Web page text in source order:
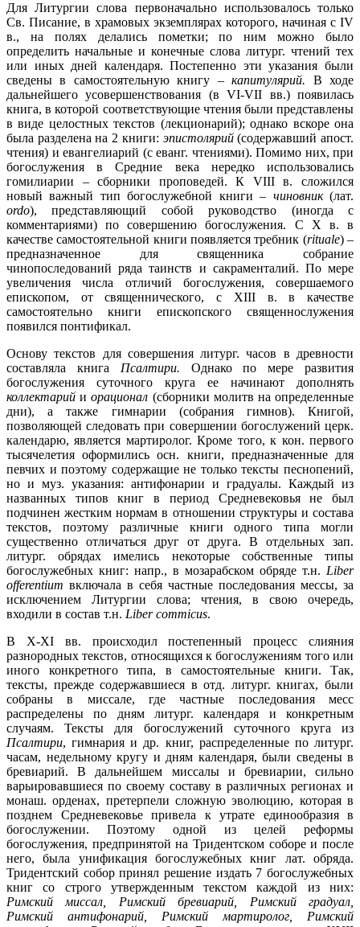
Для Литургии слова первоначально использовалось только
Св. Писание, в храмовых экземплярах которого, начиная с IV
в., на полях делались пометки; по ним можно было
определить начальные и конечные слова литург. чтений тех
или иных дней календаря. Постепенно эти указания были
сведены в самостоятельную книгу –капитулярий. В ходе
дальнейшего усовершенствования (в VI-VII вв.) появилась
книга, в которой соответствующие чтения были представлены
в виде целостных текстов (лекционарий); однако вскоре она
была разделена на 2 книги: эпистолярий(содержавший апост.
чтения) и евангелиарий (с еванг. чтениями). Помимо них, при
богослужения в Средние века нередко использовались
гомилиарии – сборники проповедей. К VIII в. сложился
новый важный тип богослужебной книги – чиновник(лат.
ordo), представляющий собой руководство (иногда с
комментариями) по совершению богослужения. С X в. в
качестве самостоятельной книги появляется требник (rituale) –
предназначенное для священника собрание
чинопоследований ряда таинств и сакраменталий. По мере
увеличения числа отличий богослужения, совершаемого
епископом, от священнического, с XIII в. в качестве
самостоятельно книги епископского священнослужения
появился понтификал.
Основу текстов для совершения литург. часов в древности
составляла книга Псалтири. Однако по мере развития
богослужения суточного круга ее начинают дополнять
коллектарийиорационал (сборники молитв на определенные
дни), а также гимнарии (собрания гимнов). Книгой,
позволяющей следовать при совершении богослужений церк.
календарю, является мартиролог. Кроме того, к кон. первого
тысячелетия оформились осн. книги, предназначенные для
певчих и поэтому содержащие не только тексты песнопений,
но и муз. указания: антифонарии и градуалы. Каждый из
названных типов книг в период Средневековья не был
подчинен жестким нормам в отношении структуры и состава
текстов, поэтому различные книги одного типа могли
существенно отличаться друг от друга. В отдельных зап.
литург. обрядах имелись некоторые собственные типы
богослужебных книг: напр., в мозарабском обряде т.н. Liber
offerentium включала в себя частные последования мессы, за
исключением Литургии слова; чтения, в свою очередь,
входили в состав т.н. Liber commicus.
В X-XI вв. происходил постепенный процесс слияния
разнородных текстов, относящихся к богослужениям того или
иного конкретного типа, в самостоятельные книги. Так,
тексты, прежде содержавшиеся в отд. литург. книгах, были
собраны в миссале, где частные последования месс
распределены по дням литург. календаря и конкретным
случаям. Тексты для богослужений суточного круга из
Псалтири, гимнария и др. книг, распределенные по литург.
часам, недельному кругу и дням календаря, были сведены в
бревиарий. В дальнейшем миссалы и бревиарии, сильно
варьировавшиеся по своему составу в различных регионах и
монаш. орденах, претерпели сложную эволюцию, которая в
позднем Средневековье привела к утрате единообразия в
богослужении. Поэтому одной из целей реформы
богослужения, предпринятой на Тридентском соборе и после
него, была унификация богослужебных книг лат. обряда.
Тридентский собор принял решение издать 7 богослужебных
книг со строго утвержденным текстом каждой из них:
Римский миссал, Римский бревиарий, Римский градуал,
Римский антифонарий, Римский мартиролог, Римский